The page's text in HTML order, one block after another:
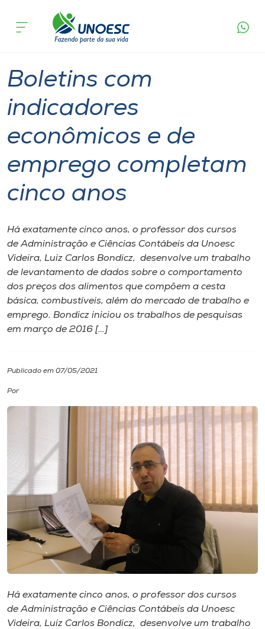
Cursos
Pesquisa
Atendimento ao Estudante
Portal de Ensino
Internacionalização
I.nova
Diplomados
Biblioteca
Editora
Rádio
Museu
Unoesc
Store
acontece
Boletins com
indicadores
econômicos e de
emprego completam
cinco anos
Há exatamente cinco anos, o professor dos cursos
de Administração e Ciências Contábeis da Unoesc
Videira, Luiz Carlos Bondicz, desenvolve um trabalho
de levantamento de dados sobre o comportamento
dos preços dos alimentos que compõem a cesta
básica, combustíveis, além do mercado de trabalho e
emprego. Bondicz iniciou os trabalhos de pesquisas
em março de 2016 […]
Publicado em 07/05/2021
Por
Há exatamente cinco anos, o professor dos cursos
de Administração e Ciências Contábeis da Unoesc
Videira, Luiz Carlos Bondicz, desenvolve um trabalho